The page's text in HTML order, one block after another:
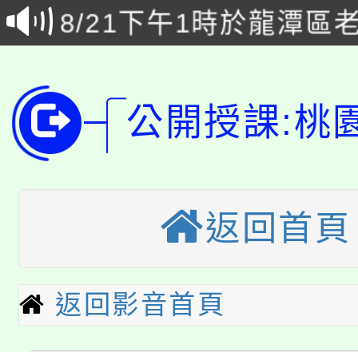
告(尚有缺額)
場熱烈登場!
8/21下午1時於龍潭區
YOUNG桃局內行報名
局官網。
8月14至27日，桃園電
開!
115年桃園市運動會8/
視費優惠，中低收入戶
半價優惠，詳情可洽有
者。
大園自造教育及科技
份教師研習
淨零綠生活教案入校路
公告本校115學年度第
公開授課:桃
返回首頁
返回影音首頁